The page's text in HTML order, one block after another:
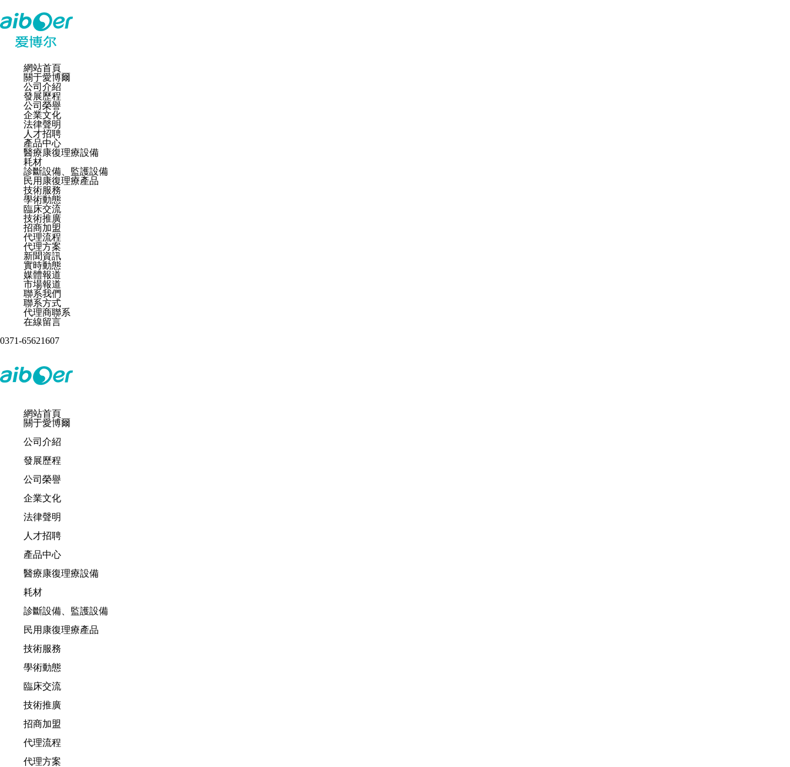
網站首頁
關于愛博爾
公司介紹
發展歷程
公司榮譽
企業文化
法律聲明
人才招聘
產品中心
醫療康復理療設備
耗材
診斷設備、監護設備
民用康復理療產品
技術服務
學術動態
臨床交流
技術推廣
招商加盟
代理流程
代理方案
新聞資訊
實時動態
媒體報道
市場報道
聯系我們
聯系方式
代理商聯系
在線留言
0371-65621607
網站首頁
關于愛博爾
公司介紹
發展歷程
公司榮譽
企業文化
法律聲明
人才招聘
產品中心
醫療康復理療設備
耗材
診斷設備、監護設備
民用康復理療產品
技術服務
學術動態
臨床交流
技術推廣
招商加盟
代理流程
代理方案